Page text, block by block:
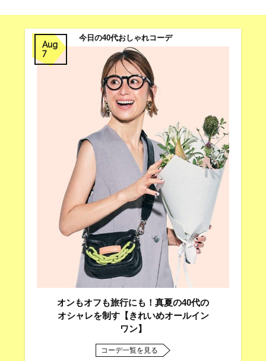
Aug
7
今日の40代おしゃれコーデ
オンもオフも旅行にも！真夏の40代の
オシャレを制す【きれいめオールイン
ワン】
コーデ一覧を見る